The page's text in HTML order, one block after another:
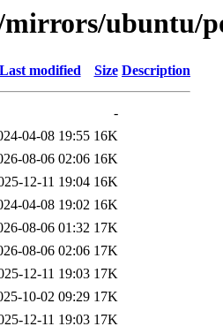
ubuntu/
Last modified Size Description
-
04-08 19:55 16K
08-06 02:06 16K
12-11 19:04 16K
04-08 19:02 16K
08-06 01:32 17K
08-06 02:06 17K
12-11 19:03 17K
10-02 09:29 17K
12-11 19:03 17K